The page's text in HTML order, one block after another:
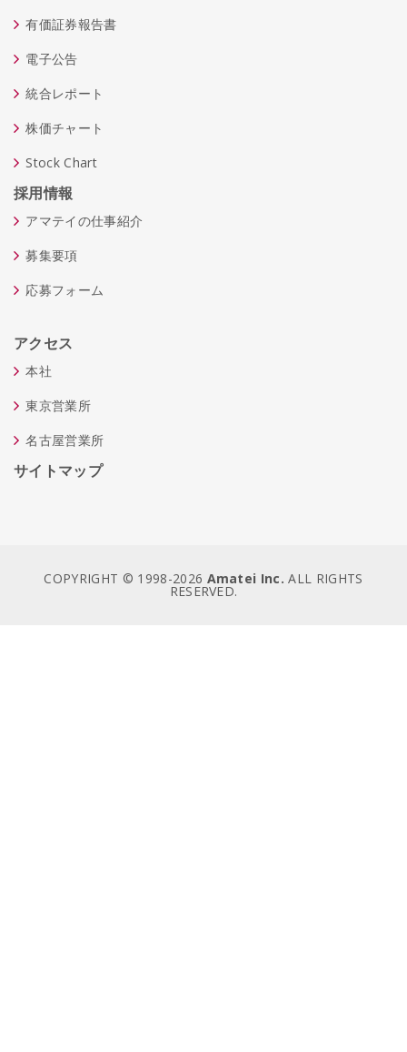
有価証券報告書
電子公告
統合レポート
株価チャート
Stock Chart
採用情報
アマテイの仕事紹介
募集要項
応募フォーム
アクセス
本社
東京営業所
名古屋営業所
サイトマップ
COPYRIGHT © 1998-2026 Amatei Inc. ALL RIGHTS
RESERVED.